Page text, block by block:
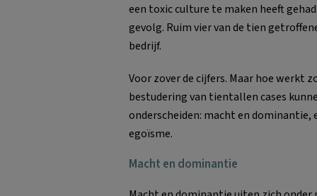
een toxic culture te maken heeft
gevolg. Ruim vier van de tien
bedrijf.
Voor zover de cijfers. Maar hoe werkt
bestudering van tientallen cases
onderscheiden: macht en
egoïsme.
Macht en dominantie